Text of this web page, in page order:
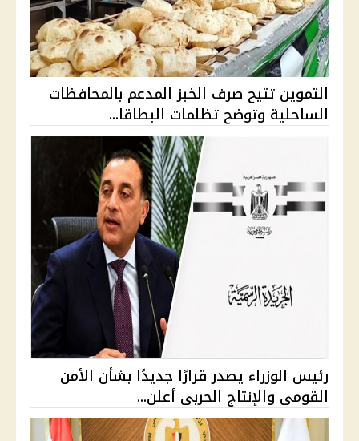
التموين تتيح صرف الخبز المدعم بالمحافظات
الساحلية وتوضح تظلمات البطاقا...
رئيس الوزراء يصدر قرارًا جديدًا بشأن الأمن
القومي والإنتاج الحربي أعلن...